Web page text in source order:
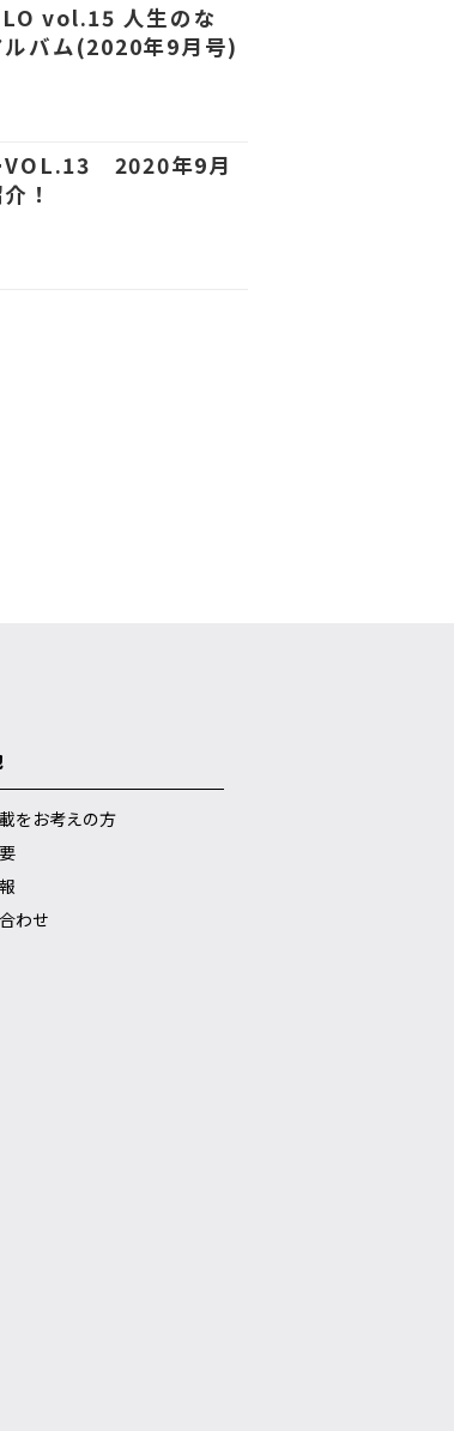
vol.15 人生のな
ルバム(2020年9月号)
VOL.13 2020年9月
！
をお考えの方
わせ